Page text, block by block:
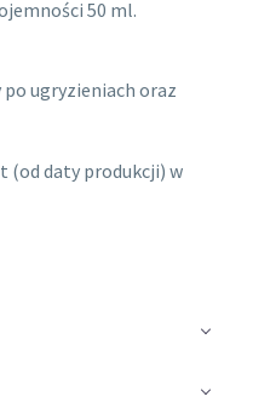
50 ml.
po ugryzieniach oraz
(od daty produkcji) w